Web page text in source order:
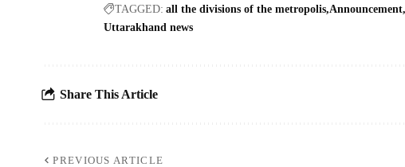
TAGGED: all the divisions of the metropolis Announcement
Uttarakhand news
Share This Article
PREVIOUS ARTICLE